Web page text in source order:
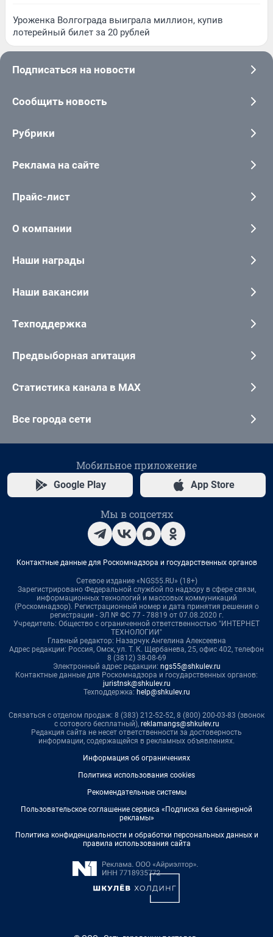
Уроженка Волгограда выиграла миллион, купив
лотерейный билет за 20 рублей
Подписаться на новости
Сообщить новость
Рубрики
Реклама на сайте
Прайс-лист
О компании
Наши награды
Наши вакансии
Техподдержка
Предвыборная агитация
Статистика канала в MAX
Все города сети
Мобильное приложение
Google Play App Store
Мы в соцсетях
Контактные данные для Роскомнадзора и государственных органов
Сетевое издание «NGS55.RU» (18+)
Зарегистрировано Федеральной службой по надзору в сфере связи,
информационных технологий и массовых коммуникаций
(Роскомнадзор). Регистрационный номер и дата принятия решения о
регистрации - ЭЛ № ФС 77 - 78819 от 07.08.2020 г.
Учредитель: Общество с ограниченной ответственностью "ИНТЕРНЕТ
ТЕХНОЛОГИИ"
Главный редактор: Назарчук Ангелина Алексеевна
Адрес редакции: Россия, Омск, ул. Т. К. Щербанева, 25, офис 402, телефон
8 (3812) 38-08-69
Электронный адрес редакции: ngs55@shkulev.ru
Контактные данные для Роскомнадзора и государственных органов:
juristnsk@shkulev.ru
Техподдержка: help@shkulev.ru
Связаться с отделом продаж: 8 (383) 212-52-52, 8 (800) 200-03-83 (звонок
с сотового бесплатный), reklamangs@shkulev.ru
Редакция сайта не несет ответственности за достоверность
информации, содержащейся в рекламных объявлениях.
Информация об ограничениях
Политика использования cookies
Рекомендательные системы
Пользовательское соглашение сервиса «Подписка без баннерной
рекламы»
Политика конфиденциальности и обработки персональных данных и
правила использования сайта